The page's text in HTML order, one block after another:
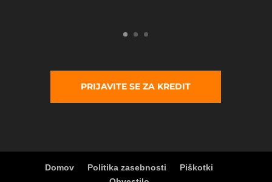
PRIJAVITE SE ZA KREDIT
Domov Politika zasebnosti
Piškotki